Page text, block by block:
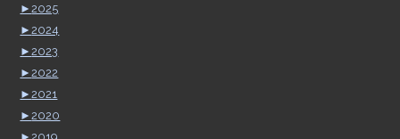
►2025
►2024
►2023
►2022
►2021
►2020